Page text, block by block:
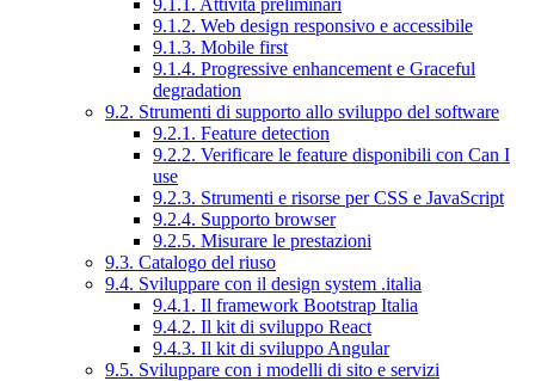
9.1.1. Attività preliminari
9.1.2. Web design responsivo e accessibile
9.1.3. Mobile first
9.1.4. Progressive enhancement e Graceful
degradation
9.2. Strumenti di supporto allo sviluppo del software
9.2.1. Feature detection
9.2.2. Verificare le feature disponibili con Can I
use
9.2.3. Strumenti e risorse per CSS e JavaScript
9.2.4. Supporto browser
9.2.5. Misurare le prestazioni
9.3. Catalogo del riuso
9.4. Sviluppare con il design system .italia
9.4.1. Il framework Bootstrap Italia
9.4.2. Il kit di sviluppo React
9.4.3. Il kit di sviluppo Angular
9.5. Sviluppare con i modelli di sito e servizi